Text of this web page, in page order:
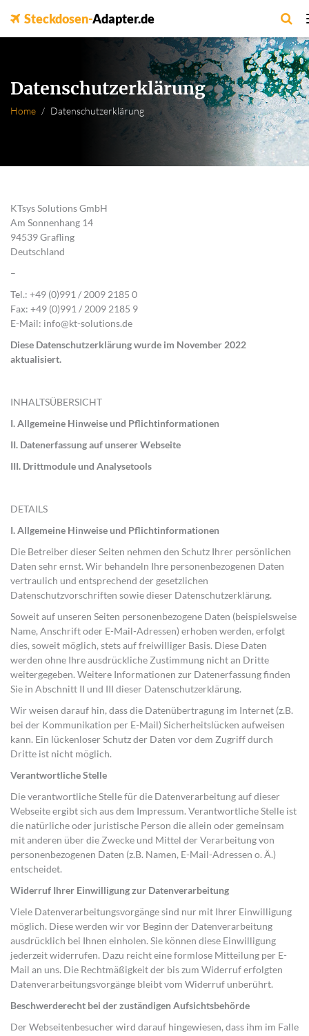
Steckdosen-Adapter.de
Datenschutzerklärung
Home Datenschutzerklärung
KTsys Solutions GmbH
Am Sonnenhang 14
94539 Grafling
Deutschland
–
Tel.: +49 (0)991 / 2009 2185 0
Fax: +49 (0)991 / 2009 2185 9
E-Mail: info@kt-solutions.de
Diese Datenschutzerklärung wurde im November 2022
aktualisiert.
INHALTSÜBERSICHT
I. Allgemeine Hinweise und Pflichtinformationen
II. Datenerfassung auf unserer Webseite
III. Drittmodule und Analysetools
DETAILS
I.Allgemeine Hinweise und Pflichtinformationen
Die Betreiber dieser Seiten nehmen den Schutz Ihrer persönlichen
Daten sehr ernst. Wir behandeln Ihre personenbezogenen Daten
vertraulich und entsprechend der gesetzlichen
Datenschutzvorschriften sowie dieser Datenschutzerklärung.
Soweit auf unseren Seiten personenbezogene Daten (beispielsweise
Name, Anschrift oder E-Mail-Adressen) erhoben werden, erfolgt
dies, soweit möglich, stets auf freiwilliger Basis. Diese Daten
werden ohne Ihre ausdrückliche Zustimmung nicht an Dritte
weitergegeben. Weitere Informationen zur Datenerfassung finden
Sie in Abschnitt II und III dieser Datenschutzerklärung.
Wir weisen darauf hin, dass die Datenübertragung im Internet (z.B.
bei der Kommunikation per E-Mail) Sicherheitslücken aufweisen
kann. Ein lückenloser Schutz der Daten vor dem Zugriff durch
Dritte ist nicht möglich.
Verantwortliche Stelle
Die verantwortliche Stelle für die Datenverarbeitung auf dieser
Webseite ergibt sich aus dem Impressum. Verantwortliche Stelle ist
die natürliche oder juristische Person die allein oder gemeinsam
mit anderen über die Zwecke und Mittel der Verarbeitung von
personenbezogenen Daten (z.B. Namen, E-Mail-Adressen o. Ä.)
entscheidet.
Widerruf Ihrer Einwilligung zur Datenverarbeitung
Viele Datenverarbeitungsvorgänge sind nur mit Ihrer Einwilligung
möglich. Diese werden wir vor Beginn der Datenverarbeitung
ausdrücklich bei Ihnen einholen. Sie können diese Einwilligung
jederzeit widerrufen. Dazu reicht eine formlose Mitteilung per E-
Mail an uns. Die Rechtmäßigkeit der bis zum Widerruf erfolgten
Datenverarbeitungsvorgänge bleibt vom Widerruf unberührt.
Beschwerderecht bei der zuständigen Aufsichtsbehörde
Der Webseitenbesucher wird darauf hingewiesen, dass ihm im Falle